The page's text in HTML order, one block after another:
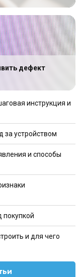
дефект
инструкция и
за устройством
и способы
покупкой
и для чего